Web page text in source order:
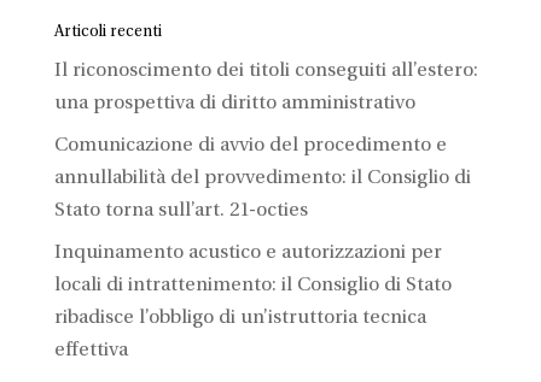
Articoli recenti
Il riconoscimento dei titoli conseguiti all’estero:
una prospettiva di diritto amministrativo
Comunicazione di avvio del procedimento e
annullabilità del provvedimento: il Consiglio di
Stato torna sull’art. 21-octies
Inquinamento acustico e autorizzazioni per
locali di intrattenimento: il Consiglio di Stato
ribadisce l’obbligo di un’istruttoria tecnica
effettiva